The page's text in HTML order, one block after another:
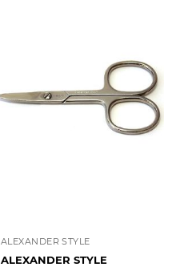
ALEXANDER STYLE
ALEXANDER STYLE